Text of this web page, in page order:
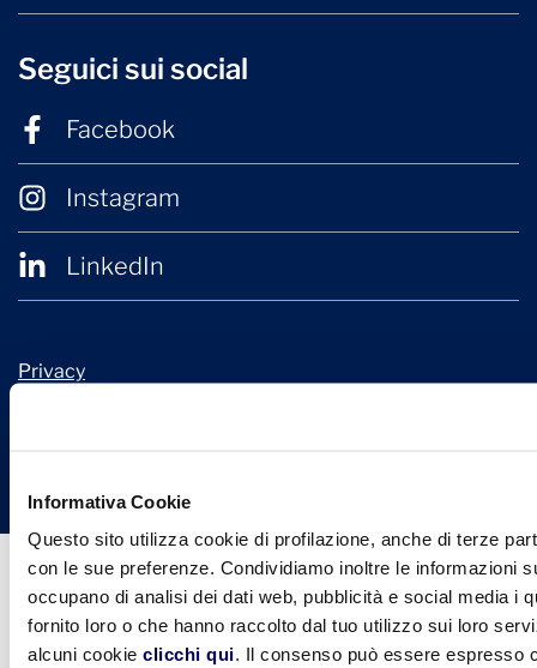
Informativa Cookie
Questo sito utilizza cookie di profilazione, anche di terze
con le sue preferenze. Condividiamo inoltre le informazioni
occupano di analisi dei dati web, pubblicità e social media i
fornito loro o che hanno raccolto dal tuo utilizzo sui loro
alcuni cookie clicchi qui. Il consenso può essere espresso
Seguici sui social
Facebook
Instagram
LinkedIn
Privacy